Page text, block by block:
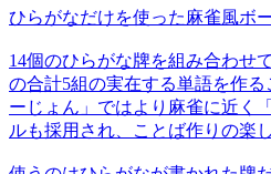
ひらがなだけを使った麻雀風ボ
14個のひらがな牌を組み合わせ
の合計5組の実在する単語を作
ーじょん」ではより麻雀に近く
ルも採用され、ことば作りの楽